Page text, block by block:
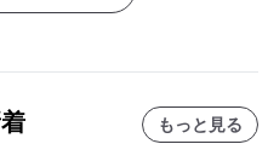
もっと見る